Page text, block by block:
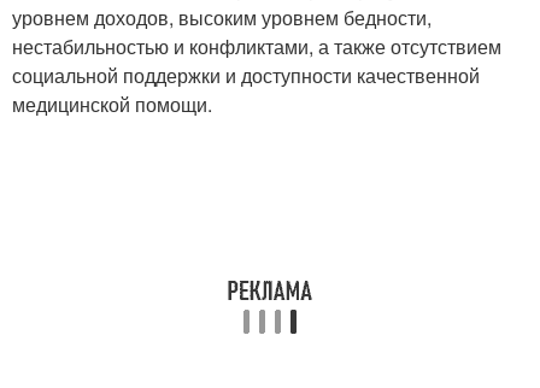
уровнем доходов, высоким уровнем бедности,
нестабильностью и конфликтами, а также отсутствием
социальной поддержки и доступности качественной
медицинской помощи.